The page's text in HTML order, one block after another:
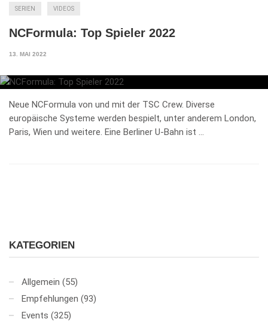
SERIEN VIDEOS
NCFormula: Top Spieler 2022
13. MAI 2022
Neue NCFormula von und mit der TSC Crew. Diverse
europäische Systeme werden bespielt, unter anderem London,
Paris, Wien und weitere. Eine Berliner U-Bahn ist …
KATEGORIEN
Allgemein (55)
Empfehlungen (93)
Events (325)